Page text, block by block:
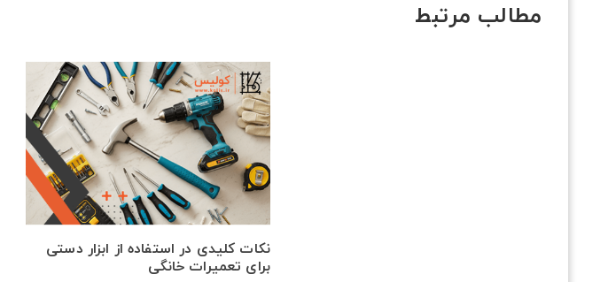
مطالب مرتبط
نکات کلیدی در استفاده از ابزار دستی
برای تعمیرات خانگی